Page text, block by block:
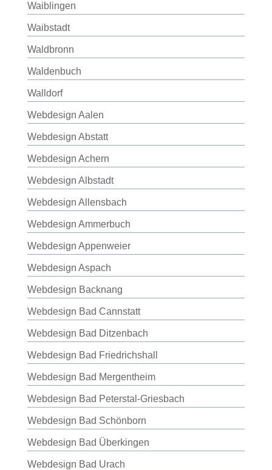
Waiblingen
Waibstadt
Waldbronn
Waldenbuch
Walldorf
Webdesign Aalen
Webdesign Abstatt
Webdesign Achern
Webdesign Albstadt
Webdesign Allensbach
Webdesign Ammerbuch
Webdesign Appenweier
Webdesign Aspach
Webdesign Backnang
Webdesign Bad Cannstatt
Webdesign Bad Ditzenbach
Webdesign Bad Friedrichshall
Webdesign Bad Mergentheim
Webdesign Bad Peterstal-Griesbach
Webdesign Bad Schönborn
Webdesign Bad Überkingen
Webdesign Bad Urach